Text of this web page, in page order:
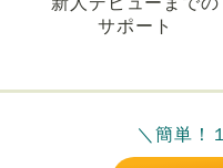
サポート
＼簡単！